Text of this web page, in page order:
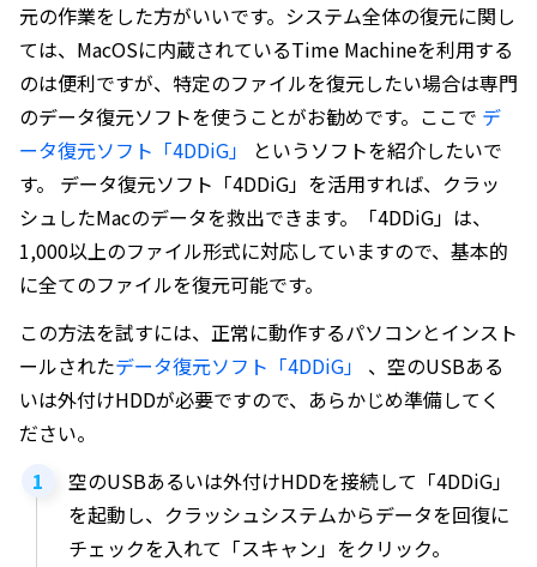
元の作業をした方がいいです。システム全体の復元に関し
ては、MacOSに内蔵されているTime Machineを利用する
のは便利ですが、特定のファイルを復元したい場合は専門
のデータ復元ソフトを使うことがお勧めです。ここで デ
ータ復元ソフト「4DDiG」
というソフトを紹介したいで
す。 データ復元ソフト「4DDiG」を活用すれば、クラッ
シュしたMacのデータを救出できます。「4DDiG」は、
1,000以上のファイル形式に対応していますので、基本的
に全てのファイルを復元可能です。
この方法を試すには、正常に動作するパソコンとインスト
ールされたデータ復元ソフト「4DDiG」
、空のUSBある
いは外付けHDDが必要ですので、あらかじめ準備してく
ださい。
空のUSBあるいは外付けHDDを接続して「4DDiG」
を起動し、クラッシュシステムからデータを回復に
チェックを入れて「スキャン」をクリック。